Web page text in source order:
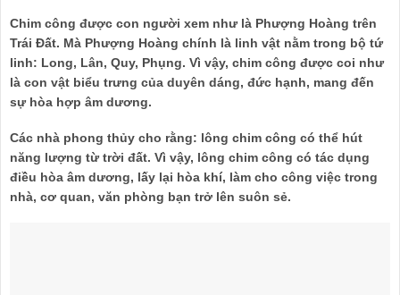
Chim công được con người xem như là Phượng Hoàng trên
Trái Đất. Mà Phượng Hoàng chính là linh vật nằm trong bộ tứ
linh: Long, Lân, Quy, Phụng. Vì vậy, chim công được coi như
là con vật biểu trưng của duyên dáng, đức hạnh, mang đến
sự hòa hợp âm dương.
Các nhà phong thủy cho rằng: lông chim công có thể hút
năng lượng từ trời đất. Vì vậy, lông chim công có tác dụng
điều hòa âm dương, lấy lại hòa khí, làm cho công việc trong
nhà, cơ quan, văn phòng bạn trở lên suôn sẻ.